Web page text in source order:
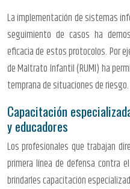
La implementación de sistemas
seguimiento de casos ha
eficacia de estos protocolos. Por
de Maltrato Infantil (RUMI) ha
temprana de situaciones de riesgo.
Capacitación
y educadores
Los profesionales que trabajan
primera línea de defensa contra
brindarles capacitación